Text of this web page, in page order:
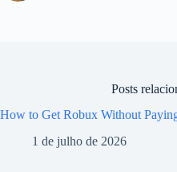
Posts
How to Get Robux Without
1 de julho de 2026